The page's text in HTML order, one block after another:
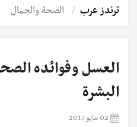
ترندز عرب الصحة والجمال
العسل وفوائده
البشرة
02 مايو 2017